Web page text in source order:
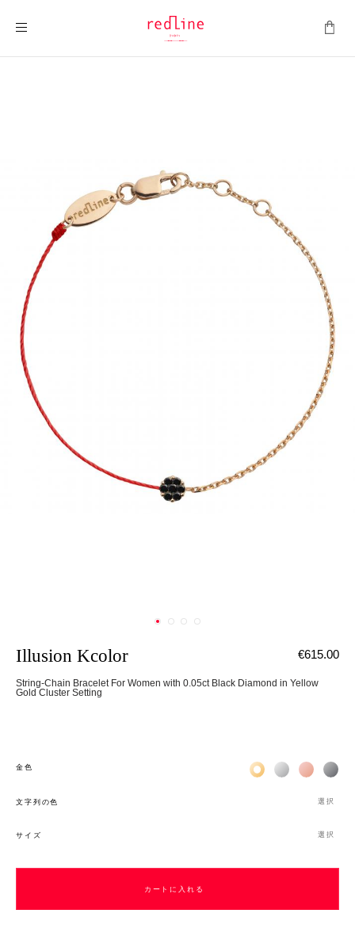
Illusion Kcolor
String-Chain Bracelet For Women with 0.05ct Black Diamond in Yellow
Gold Cluster Setting
€615.00
金色 Жёлтое золото 18К
Белое золото
Розовое
文字列の色 選択
サイズ 選択
カートに入れる